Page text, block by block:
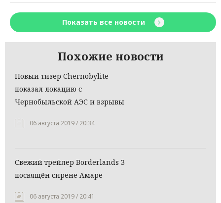
Показать все новости
Похожие новости
Новый тизер Chernobylite
показал локацию с
Чернобыльской АЭС и взрывы
06 августа 2019 / 20:34
Свежий трейлер Borderlands 3
посвящён сирене Амаре
06 августа 2019 / 20:41